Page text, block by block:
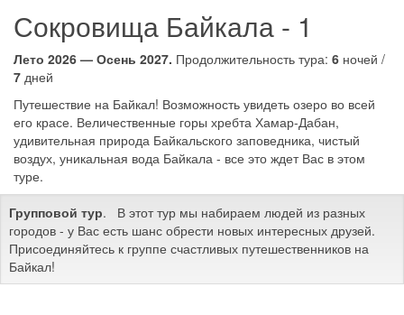
Сокровища Байкала - 1
Лето 2026 — Осень 2027. Продолжительность тура: 6 ночей /
7 дней
Путешествие на Байкал! Возможность увидеть озеро во всей
его красе. Величественные горы хребта Хамар-Дабан,
удивительная природа Байкальского заповедника, чистый
воздух, уникальная вода Байкала - все это ждет Вас в этом
туре.
Групповой тур. В этот тур мы набираем людей из разных
городов - у Вас есть шанс обрести новых интересных друзей.
Присоединяйтесь к группе счастливых путешественников на
Байкал!